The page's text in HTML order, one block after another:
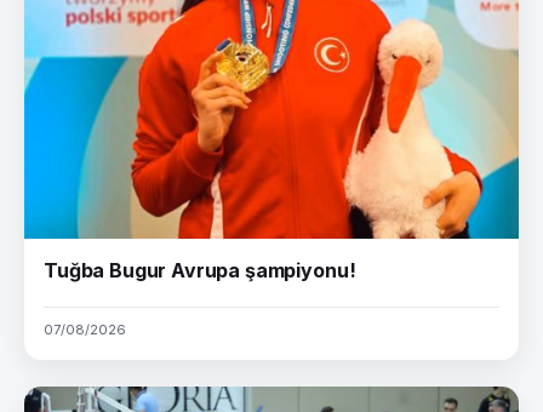
Tuğba Bugur Avrupa şampiyonu!
07/08/2026